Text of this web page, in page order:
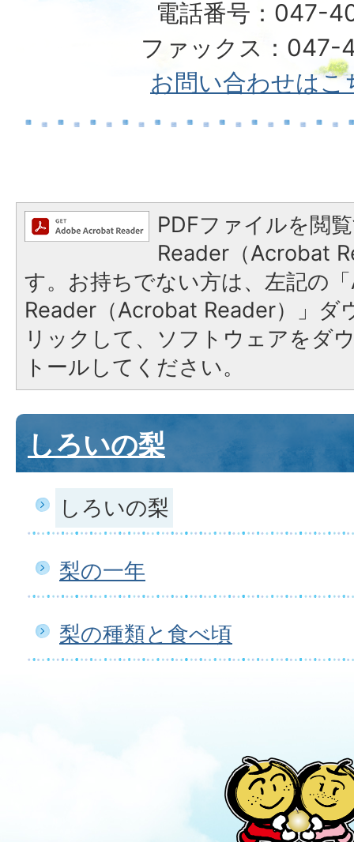
電話番号：047-
ファックス：047-
お問い合わせはこ
PDFファイルを閲
Reader（Acrobat
す。お持ちでない方は、左記の
Reader（Acrobat Reader）」ダ
リックして、ソフトウェアをダ
トールしてください。
しろいの梨
しろいの梨
梨の一年
梨の種類と食べ頃